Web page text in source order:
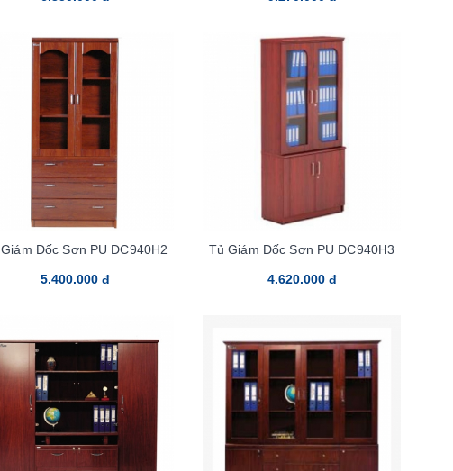
Đốc Sơn PU DC940H2
5.400.000 đ
Tủ Giám Đốc Sơn PU DC940H3
4.620.000 đ